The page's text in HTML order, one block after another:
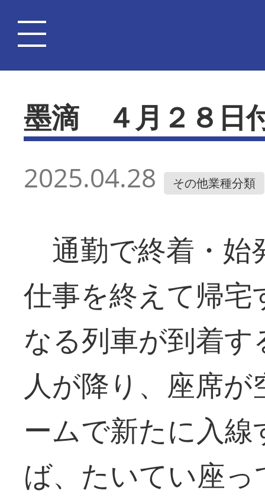
墨滴 ４月２８日
2025.04.28 その他業種分類
通勤で終着・始
仕事を終えて帰
なる列車が到着
人が降り、座席
ームで新たに入
ば、たいてい座